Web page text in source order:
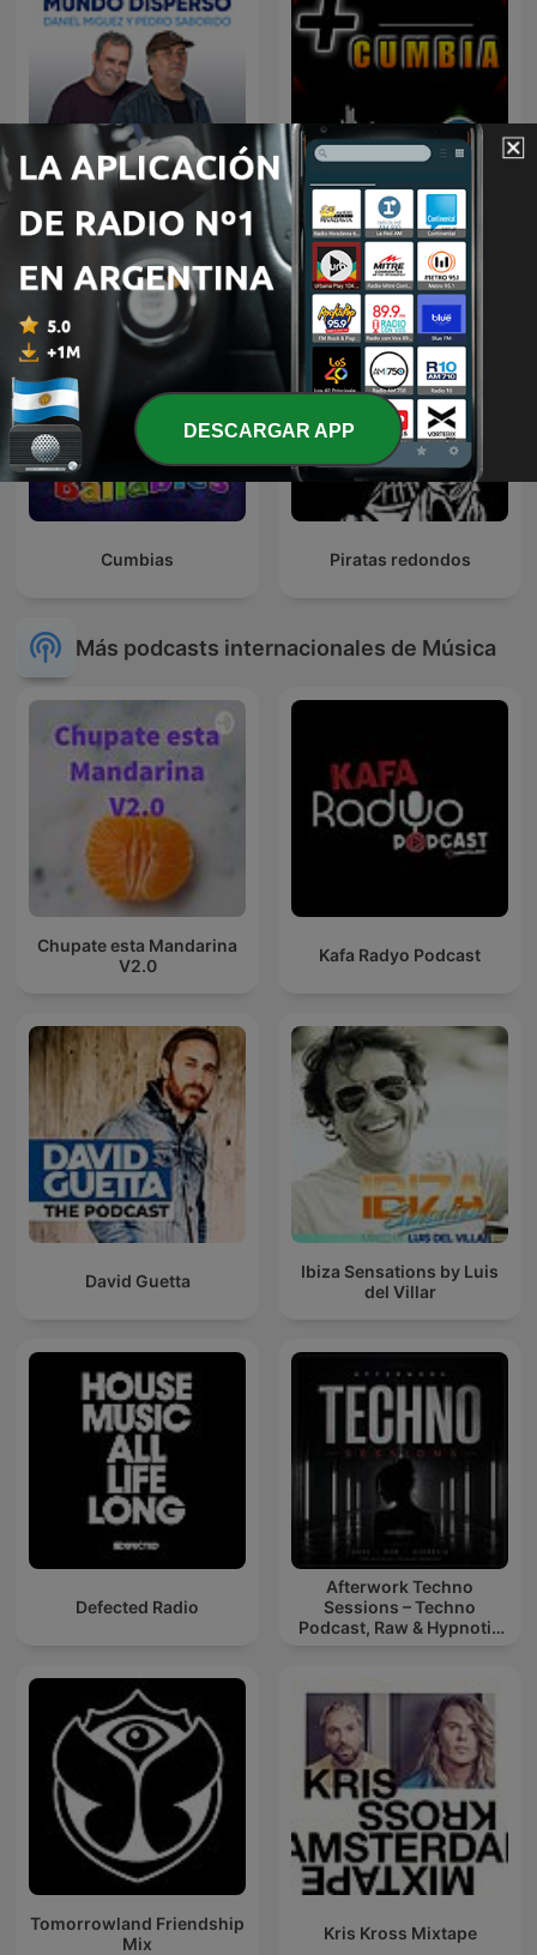
Mundo Disperso Más Cumbia
Cumbias Piratas redondos
Más podcasts internacionales de Música
Chupate esta Mandarina
V2.0
Kafa Radyo Podcast
David Guetta
Ibiza Sensations by Luis
del Villar
Defected Radio
Afterwork Techno
Sessions – Techno
Podcast, Raw & Hypnotic
Tomorrowland Friendship
Mix
Kris Kross Mixtape
DESCARGAR APP